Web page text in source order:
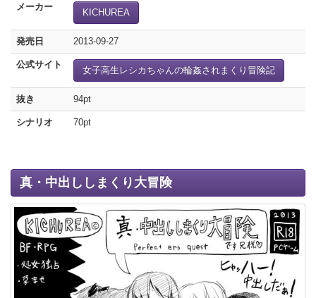
メーカー
KICHUREA
発売日 2013-09-27
公式サイト
女子高生レシカちゃんの輪姦されまくり冒険記
抜き 94pt
シナリオ 70pt
真・中出ししまくり大冒険